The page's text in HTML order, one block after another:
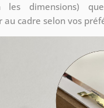
les dimensions)
cadre selon vos